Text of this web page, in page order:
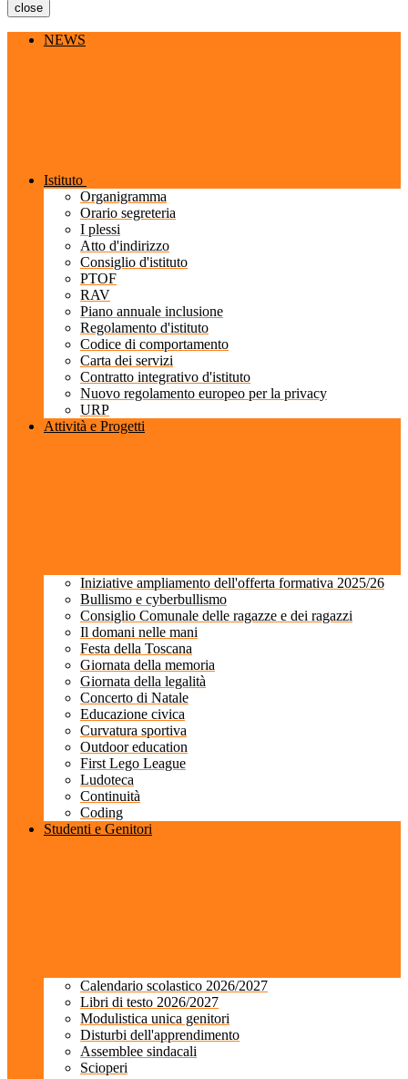
close
NEWS
Istituto
Organigramma
Orario segreteria
I plessi
Atto d'indirizzo
Consiglio d'istituto
PTOF
RAV
Piano annuale inclusione
Regolamento d'istituto
Codice di comportamento
Carta dei servizi
Contratto integrativo d'istituto
Nuovo regolamento europeo per la privacy
URP
Attività e Progetti
Iniziative ampliamento dell'offerta formativa 2025/26
Bullismo e cyberbullismo
Consiglio Comunale delle ragazze e dei ragazzi
Il domani nelle mani
Festa della Toscana
Giornata della memoria
Giornata della legalità
Concerto di Natale
Educazione civica
Curvatura sportiva
Outdoor education
First Lego League
Ludoteca
Continuità
Coding
Studenti e Genitori
Calendario scolastico 2026/2027
Libri di testo 2026/2027
Modulistica unica genitori
Disturbi dell'apprendimento
Assemblee sindacali
Scioperi